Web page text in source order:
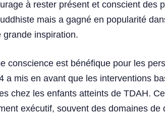
à rester présent et conscient des
mais a gagné en popularité
grande inspiration.
conscience est bénéfique pour les
a mis en avant que les interventions
chez les enfants atteints de TDAH.
exécutif, souvent des domaines